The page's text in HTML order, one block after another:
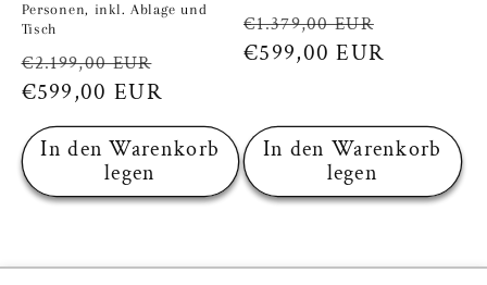
Personen, inkl. Ablage und
Tisch
Normaler
Preis
€2.199,00 EUR
Verkaufspreis
€599,00 EUR
In den Warenkorb
legen
Normaler
Preis
€1.379,00 EUR
€599,00 EUR
In den Warenkorb
legen